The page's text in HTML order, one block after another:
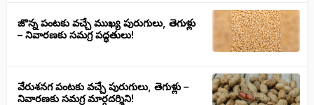
జొన్న పంటకు వచ్చే ముఖ్య పురుగులు, తెగుళ్లు
– నివారణకు సమగ్ర పద్ధతులు!
వేరుశనగ పంటకు వచ్చే పురుగులు, తెగుళ్లు –
నివారణకు సమగ్ర మార్గదర్శిని!